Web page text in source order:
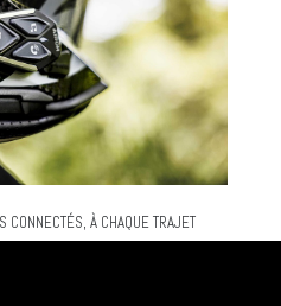
CONNECTÉS, À CHAQUE TRAJET